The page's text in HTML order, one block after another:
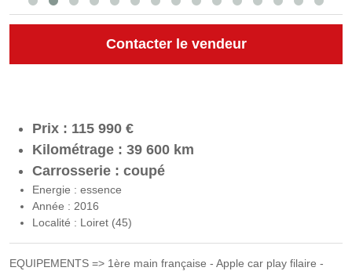
Prix : 115 990 €
Kilométrage : 39 600 km
Carrosserie : coupé
Energie : essence
Année : 2016
Localité : Loiret (45)
Contacter le vendeur
EQUIPEMENTS => 1ère main française - Apple car play filaire -